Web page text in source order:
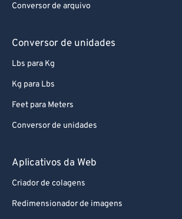
Conversor de arquivo
Conversor de unidades
Lbs para Kg
Kg para Lbs
Feet para Meters
Conversor de unidades
Aplicativos da Web
Criador de colagens
Redimensionador de imagens